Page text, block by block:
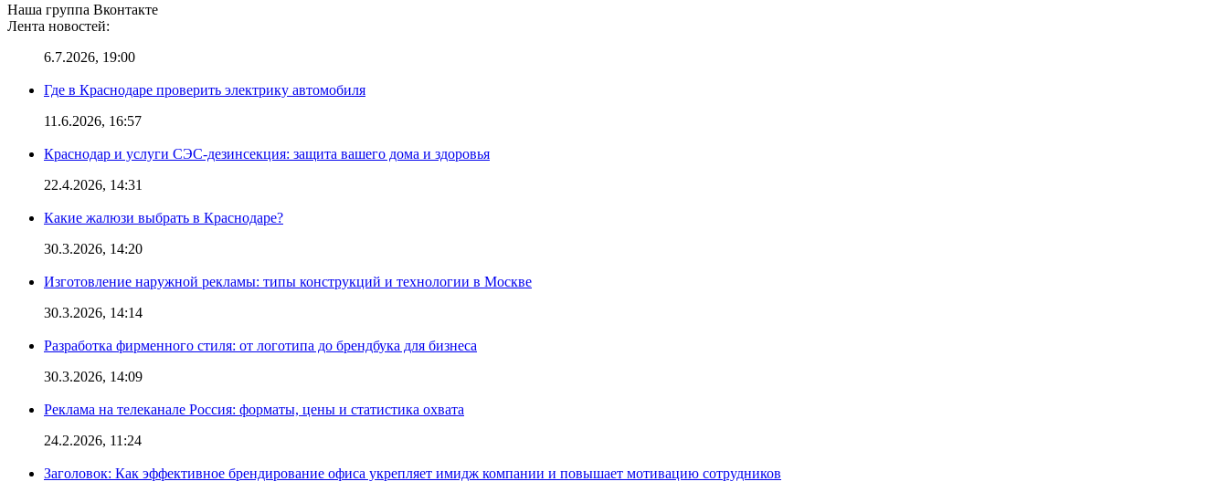
Наша группа Вконтакте
Лента новостей:
6.7.2026, 19:00
Где в Краснодаре проверить электрику автомобиля
11.6.2026, 16:57
Краснодар и услуги СЭС-дезинсекция: защита вашего дома и здоровья
22.4.2026, 14:31
Какие жалюзи выбрать в Краснодаре?
30.3.2026, 14:20
Изготовление наружной рекламы: типы конструкций и технологии в Москве
30.3.2026, 14:14
Разработка фирменного стиля: от логотипа до брендбука для бизнеса
30.3.2026, 14:09
Реклама на телеканале Россия: форматы, цены и статистика охвата
24.2.2026, 11:24
Заголовок: Как эффективное брендирование офиса укрепляет имидж компании и повышает мотивацию сотрудников